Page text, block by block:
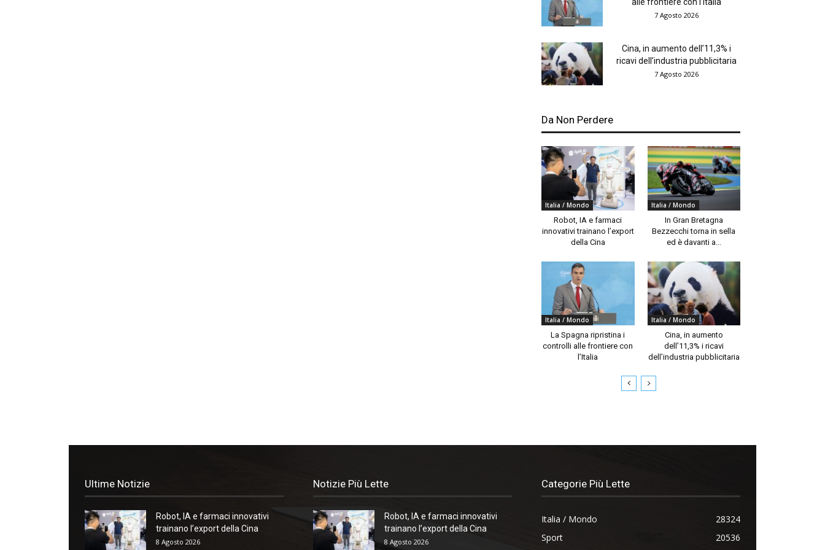
alle frontiere con l’Italia
7 Agosto 2026
Cina, in aumento dell’11,3% i
ricavi dell’industria pubblicitaria
7 Agosto 2026
Da Non Perdere
Italia / Mondo
Robot, IA e farmaci
innovativi trainano l’export
della Cina
Italia / Mondo
In Gran Bretagna
Bezzecchi torna in sella
ed è davanti a...
Italia / Mondo
La Spagna ripristina i
controlli alle frontiere con
l’Italia
Italia / Mondo
Cina, in aumento
dell’11,3% i ricavi
dell’industria pubblicitaria
Ultime Notizie
Robot, IA e farmaci innovativi
trainano l’export della Cina
8 Agosto 2026
Notizie Più Lette
Robot, IA e farmaci innovativi
trainano l’export della Cina
8 Agosto 2026
Categorie Più Lette
Italia / Mondo
28324
Sport
20536